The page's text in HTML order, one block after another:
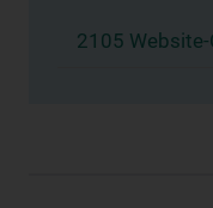
2105